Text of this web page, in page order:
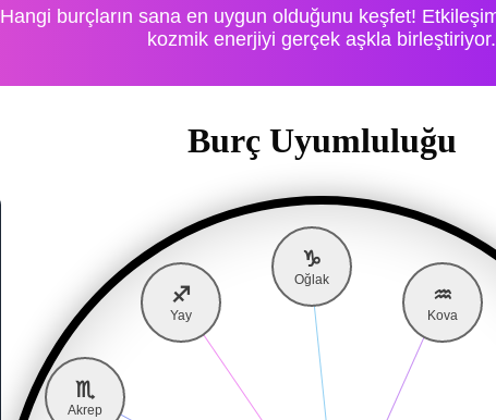
Hangi burçların sana en uygun olduğunu keşfet!
kozmik enerjiyi gerçek aşkla birleştiriyor.
Burç Uyumluluğu
♏
Akrep
♐
Yay
♑
Oğlak
♒
Kova